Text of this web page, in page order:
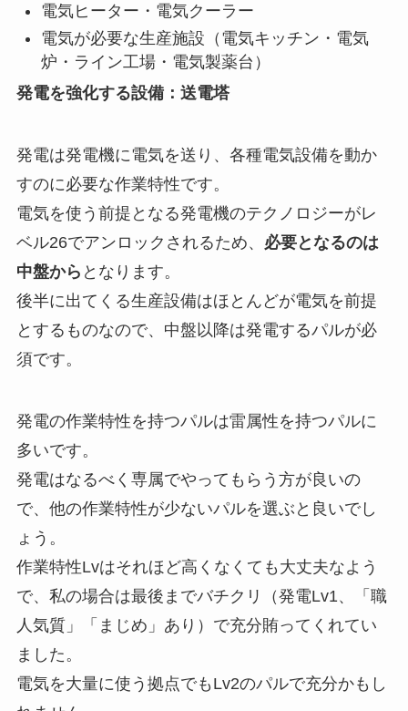
電気ヒーター・電気クーラー
電気が必要な生産施設（電気キッチン・電気
炉・ライン工場・電気製薬台）
発電を強化する設備：送電塔
発電は発電機に電気を送り、各種電気設備を動か
すのに必要な作業特性です。
電気を使う前提となる発電機のテクノロジーがレ
ベル26でアンロックされるため、 必要となるのは
中盤から となります。
後半に出てくる生産設備はほとんどが電気を前提
とするものなので、中盤以降は発電するパルが必
須です。
発電の作業特性を持つパルは雷属性を持つパルに
多いです。
発電はなるべく専属でやってもらう方が良いの
で、他の作業特性が少ないパルを選ぶと良いでし
ょう。
作業特性Lvはそれほど高くなくても大丈夫なよう
で、私の場合は最後までバチクリ（発電Lv1、「職
人気質」「まじめ」あり）で充分賄ってくれてい
ました。
電気を大量に使う拠点でもLv2のパルで充分かもし